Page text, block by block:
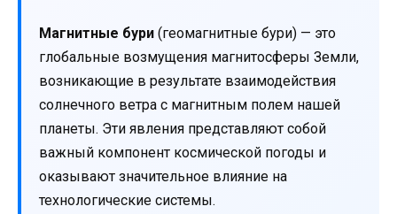
Магнитные бури (геомагнитные бури) — это
глобальные возмущения магнитосферы Земли,
возникающие в результате взаимодействия
солнечного ветра с магнитным полем нашей
планеты. Эти явления представляют собой
важный компонент космической погоды и
оказывают значительное влияние на
технологические системы.